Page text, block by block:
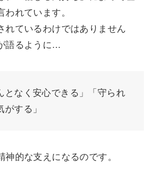
われています。
れているわけではありません
語るように…
となく安心できる」「守られ
がする」
神的な支えになるのです。